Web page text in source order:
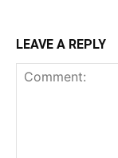
LEAVE A REPLY